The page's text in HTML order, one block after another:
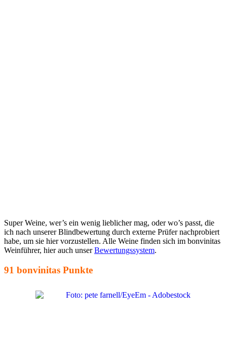
Super Weine, wer’s ein wenig lieblicher mag, oder wo’s passt, die
ich nach unserer Blindbewertung durch externe Prüfer nachprobiert
habe, um sie hier vorzustellen. Alle Weine finden sich im bonvinitas
Weinführer, hier auch unserBewertungssystem.
91 bonvinitas Punkte